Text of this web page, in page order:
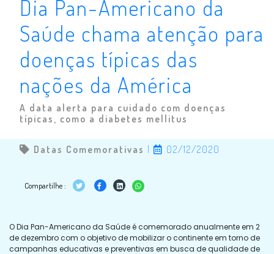
Dia Pan-Americano da
Saúde chama atenção para
doenças típicas das
nações da América
A data alerta para cuidado com doenças
típicas, como a diabetes mellitus
Datas Comemorativas | 02/12/2020
Compartilhe :
O Dia Pan-Americano da Saúde é comemorado anualmente em 2
de dezembro com o objetivo de mobilizar o continente em torno de
campanhas educativas e preventivas em busca de qualidade de